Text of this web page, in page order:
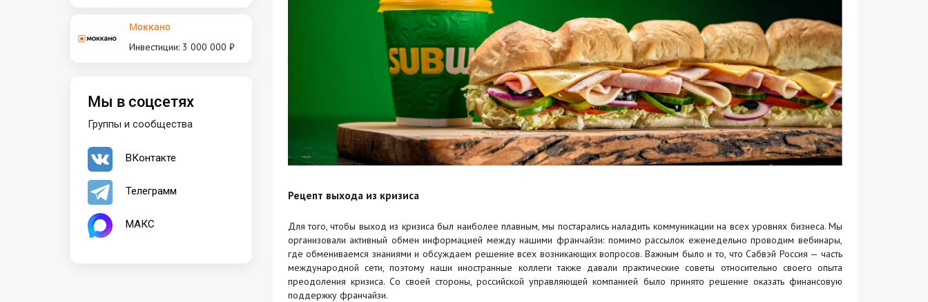
Рецепт выхода из кризиса
Для того, чтобы выход из кризиса был наиболее плавным, мы постарались наладить коммуникации на всех уровнях бизнеса. Мы
организовали активный обмен информацией между нашими франчайзи: помимо рассылок еженедельно проводим вебинары,
где обмениваемся знаниями и обсуждаем решение всех возникающих вопросов. Важным было и то, что Сабвэй Россия — часть
международной сети, поэтому наши иностранные коллеги также давали практические советы относительно своего опыта
преодоления кризиса. Со своей стороны, российской управляющей компанией было принято решение оказать финансовую
поддержку франчайзи.
Моккано
Инвестиции: 3 000 000 ₽
Мы в соцсетях
Группы и сообщества
ВКонтакте
Телеграмм
МАКС